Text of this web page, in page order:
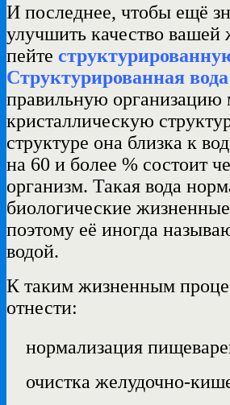
И последнее, чтобы ещё
улучшить качество
пейте
Структурированная вода
правильную организацию
кристаллическую
структуре она близка к
на 60 и более % состоит
организм. Такая вода
биологические
поэтому её иногда
водой.
К таким жизненным
отнести:
нормализация
очистка желудочно-